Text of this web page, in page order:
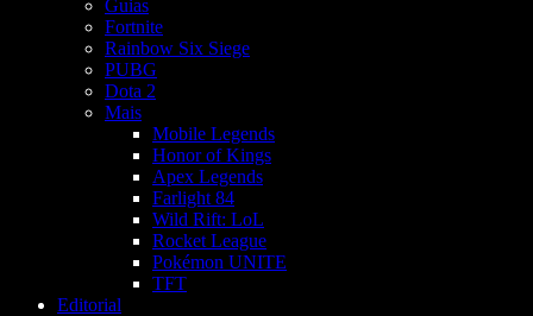
Guias
Fortnite
Rainbow Six Siege
PUBG
Dota 2
Mais
Mobile Legends
Honor of Kings
Apex Legends
Farlight 84
Wild Rift: LoL
Rocket League
Pokémon UNITE
TFT
Editorial